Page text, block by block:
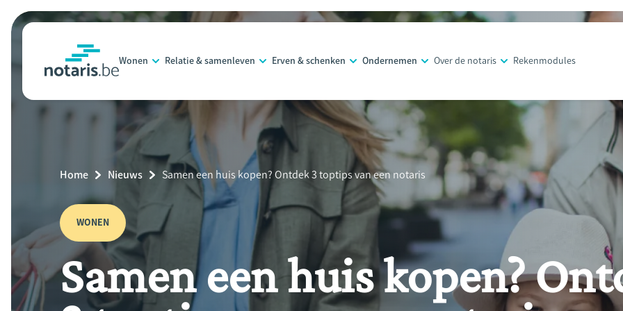
Overslaan
en
inhoud
Wonen Relatie & samenleven Erven & schenken Ondernemen Over de notaris Rekenmodules
Breadcrumb
Home Nieuws
Current
Samen een huis kopen? Ontdek 3 toptips van een notaris
WONEN
Samen een huis kopen?